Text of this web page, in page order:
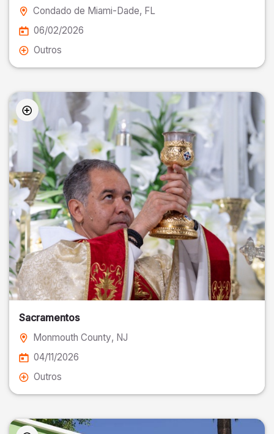
Condado de Miami-Dade, FL
06/02/2026
Outros
Sacramentos
Monmouth County, NJ
04/11/2026
Outros